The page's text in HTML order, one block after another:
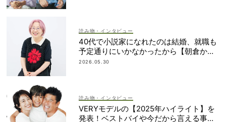
読み物・インタビュー
40代で小説家になれたのは結婚、就職も
予定通りにいかなかったから【朝倉かす
みさん】
2026.05.30
読み物・インタビュー
VERYモデルの【2025年ハイライト】を
発表！ベストバイや今だから言える事件